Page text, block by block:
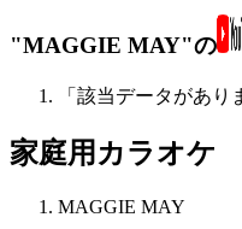
"MAGGIE MAY"の
「該当データがあり
家庭用カラオケ
MAGGIE MAY